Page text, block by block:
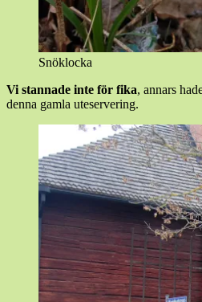
Snöklocka
Vi stannade inte för fika, annars
denna gamla uteservering.